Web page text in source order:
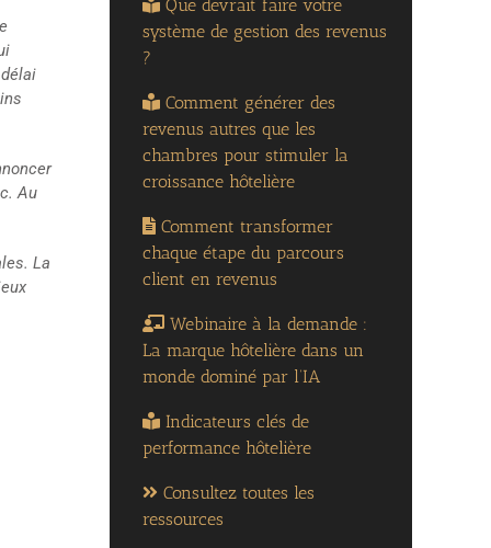
Au
La
Que devrait faire votre
système de gestion des revenus
?
Comment générer des
revenus autres que les
chambres pour stimuler la
croissance hôtelière
Comment transformer
chaque étape du parcours
client en revenus
Webinaire à la demande :
La marque hôtelière dans un
monde dominé par l’IA
Indicateurs clés de
performance hôtelière
Consultez toutes les
ressources